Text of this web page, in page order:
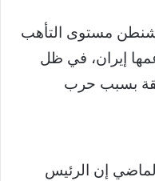
مستوى التأهب
إيران، في ظل
بسبب حرب
إن الرئيس